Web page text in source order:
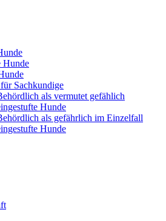
Hunde
Sachkundige
als vermutet gefählich
Hunde
als gefährlich im Einzelfall
Hunde